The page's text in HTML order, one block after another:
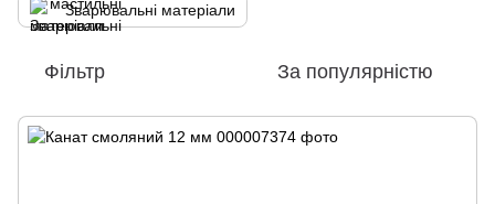
Зварювальні матеріали
Фільтр За популярністю